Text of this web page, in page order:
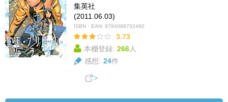
集英社
(2011.06.03)
ISBN・EAN: 9784088702490
3.73
本棚登録: 266人
感想: 24件